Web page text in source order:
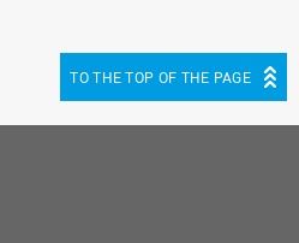
TO THE TOP OF THE PAGE